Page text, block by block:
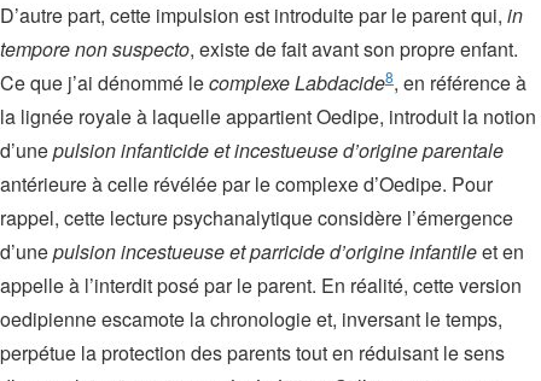
D’autre part, cette impulsion est introduite par le parent qui, in
tempore non suspecto, existe de fait avant son propre enfant.
Ce que j’ai dénommé lecomplexe Labdacide8, en référence à
la lignée royale à laquelle appartient Oedipe, introduit la notion
d’unepulsion infanticide et incestueuse d’origine parentale
antérieure à celle révélée par le complexe d’Oedipe. Pour
rappel, cette lecture psychanalytique considère l’émergence
d’unepulsion incestueuse et parricide d’origine infantileet en
appelle à l’interdit posé par le parent. En réalité, cette version
oedipienne escamote la chronologie et, inversant le temps,
perpétue la protection des parents tout en réduisant le sens